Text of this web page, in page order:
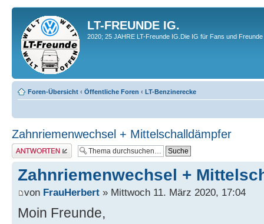
LT-FREUNDE IG.
2020; 25 JAHRE LT-Freunde IG.Die IG für Fans und
Foren-Übersicht ‹ Öffentliche Foren ‹ LT-Benzinerecke
Zahnriemenwechsel + Mittelschalldämpfer
Antwort erstellen
Zahnriemenwechsel +
von FrauHerbert » Mittwoch 11. März 2020, 17:04
Moin Freunde,